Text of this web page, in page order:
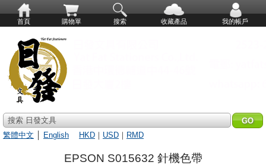
首頁 購物單 搜索 收藏產品 我的帳戶
搜索 日發文具
繁體中文
English HKD ｜ USD ｜ RMD
EPSON S015632 針機色帶